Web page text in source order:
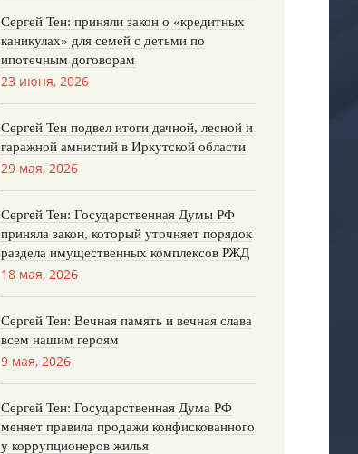
Сергей Тен: приняли закон о «кредитных
каникулах» для семей с детьми по
ипотечным договорам
23 июня, 2026
Сергей Тен подвел итоги дачной, лесной и
гаражной амнистий в Иркутской области
29 мая, 2026
Сергей Тен: Государственная Думы РФ
приняла закон, который уточняет порядок
раздела имущественных комплексов РЖД
18 мая, 2026
Сергей Тен: Вечная память и вечная слава
всем нашим героям
9 мая, 2026
Сергей Тен: Государственная Дума РФ
меняет правила продажи конфискованного
у коррупционеров жилья